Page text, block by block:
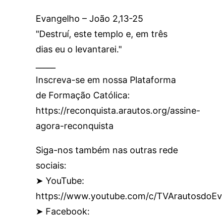
Evangelho – João 2,13-25
"Destruí, este templo e, em três
dias eu o levantarei."
Inscreva-se em nossa Plataforma
de Formação Católica:
https://reconquista.arautos.org/assine-
agora-reconquista
Siga-nos também nas outras rede
sociais:
➤ YouTube:
https://www.youtube.com/c/
➤ Facebook: